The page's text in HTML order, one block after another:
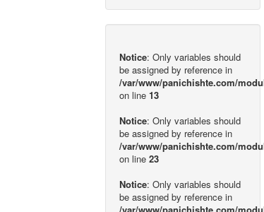
Notice: Only variables should
be assigned by reference in
/var/www/panichishte.com/
on line 13
Notice: Only variables should
be assigned by reference in
/var/www/panichishte.com/
on line 23
Notice: Only variables should
be assigned by reference in